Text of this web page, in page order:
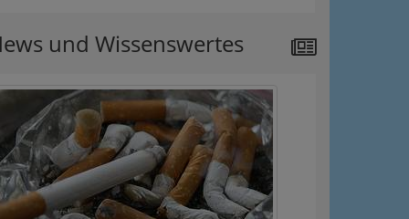
und Wissenswertes